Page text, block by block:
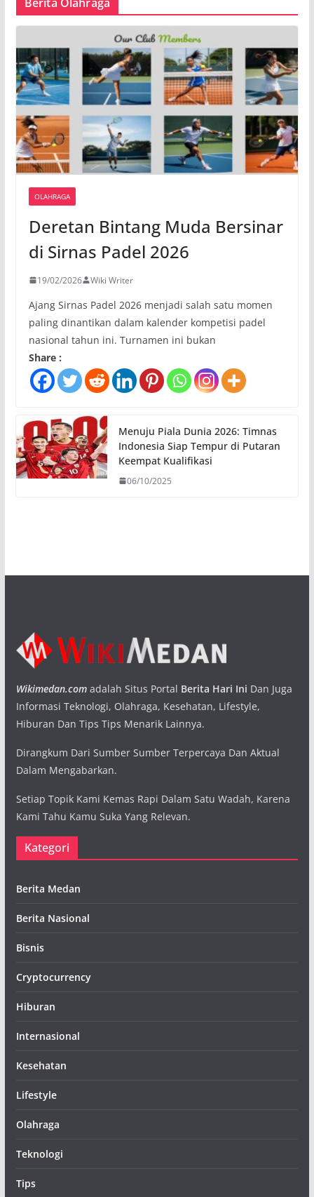
OLAHRAGA
Deretan Bintang Muda Bersinar
di Sirnas Padel 2026
19/02/2026 Wiki Writer
Ajang Sirnas Padel 2026 menjadi salah satu momen
paling dinantikan dalam kalender kompetisi padel
nasional tahun ini. Turnamen ini bukan
Share :
Menuju Piala Dunia 2026: Timnas
Indonesia Siap Tempur di Putaran
Keempat Kualifikasi
06/10/2025
Wikimedan.comadalah Situs Portal Berita Hari Ini Dan Juga
Informasi Teknologi, Olahraga, Kesehatan, Lifestyle,
Hiburan Dan Tips Tips Menarik Lainnya.
Dirangkum Dari Sumber Sumber Terpercaya Dan Aktual
Dalam Mengabarkan.
Setiap Topik Kami Kemas Rapi Dalam Satu Wadah, Karena
Kami Tahu Kamu Suka Yang Relevan.
Kategori
Berita Medan
Berita Nasional
Bisnis
Cryptocurrency
Hiburan
Internasional
Kesehatan
Lifestyle
Olahraga
Teknologi
Tips